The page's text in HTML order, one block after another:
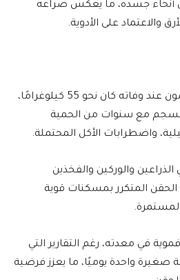
جسده، ما يعكس صراعه
والاعتماد على الأدوية.
وأظهر التقرير أن وزن جاكسون عند وفاته كان نحو 55 كيلوغرامًا،
مع سنوات من الحمية
واضطرابات الأكل المحتملة.
والوركين والفخذين
الحقن المتكرر بمسكنات قوية
في معدته، رغم التقارير التي
صغيرة واحدة يوميًا، ما يعزز فرضية